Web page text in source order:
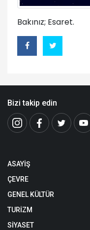
Bakınız; Esaret.
Bizi takip edin
ASAYİŞ
ÇEVRE
GENEL KÜLTÜR
TURİZM
SİYASET